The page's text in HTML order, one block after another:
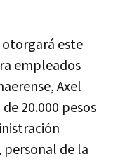
otorgará este
empleados
Axel
20.000 pesos
de la